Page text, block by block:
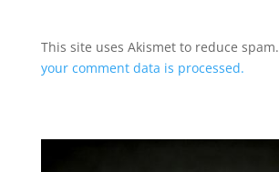
This site uses Akismet to reduce spam.
your comment data is processed.